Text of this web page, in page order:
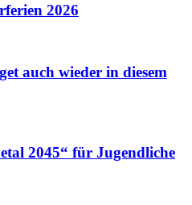
2026
auch wieder in diesem
2045“ für Jugendliche